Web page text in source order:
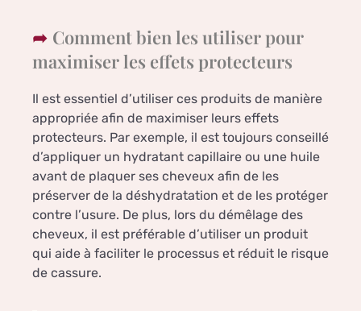
Comment bien les utiliser pour
maximiser les effets protecteurs
Il est essentiel d’utiliser ces produits de manière
appropriée afin de maximiser leurs effets
protecteurs. Par exemple, il est toujours conseillé
d’appliquer un hydratant capillaire ou une huile
avant de plaquer ses cheveux afin de les
préserver de la déshydratation et de les protéger
contre l’usure. De plus, lors du démêlage des
cheveux, il est préférable d’utiliser un produit
qui aide à faciliter le processus et réduit le risque
de cassure.